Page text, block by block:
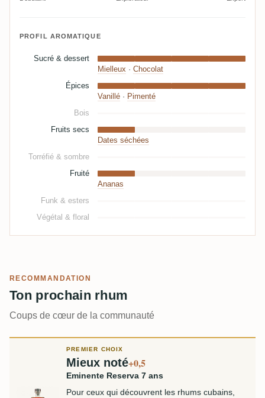
PROFIL AROMATIQUE
Sucré & dessert
Mielleux · Chocolat
Épices
Vanillé · Pimenté
Bois
Fruits secs
Dates séchées
Torréfié & sombre
Fruité
Ananas
Funk & esters
Végétal & floral
RECOMMANDATION
Ton prochain rhum
Coups de cœur de la communauté
PREMIER CHOIX
Mieux noté+0,5
Eminente Reserva 7 ans
Pour ceux qui découvrent les rhums cubains,